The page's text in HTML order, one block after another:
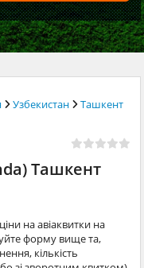
Узбекистан
Ташкент
Ташкент
на авіаквитки на
форму вище та,
кількість